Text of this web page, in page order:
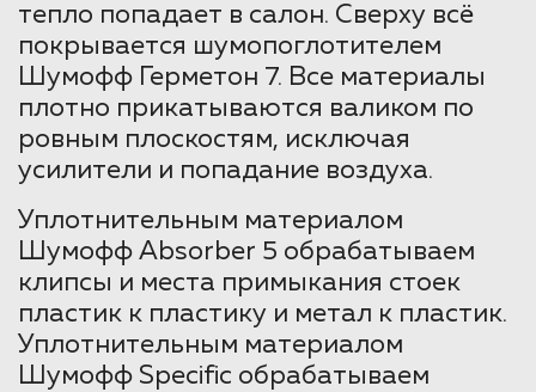
тепло попадает в салон. Сверху всё
покрывается шумопоглотителем
Шумофф Герметон 7. Все материалы
плотно прикатываются валиком по
ровным плоскостям, исключая
усилители и попадание воздуха.
Уплотнительным материалом
Шумофф Absorber 5 обрабатываем
клипсы и места примыкания стоек
пластик к пластику и метал к пластик.
Уплотнительным материалом
Шумофф Specific обрабатываем